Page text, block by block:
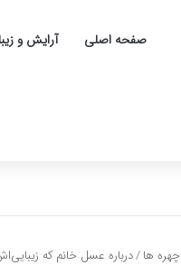
صفحه اصلی آرایش و
چهره ها/درباره عسل خانم که